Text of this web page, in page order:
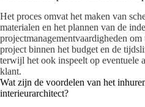
Het proces omvat het maken van
materialen en het plannen van de
projectmanagementvaardigheden
project binnen het budget en de
terwijl het ook inspeelt op eventuele
klant.
Wat zijn de voordelen van het
interieurarchitect?